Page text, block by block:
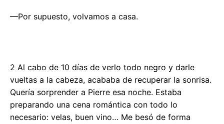
—Por supuesto, volvamos a casa.
2 Al cabo de 10 días de verlo todo negro y darle
vueltas a la cabeza, acababa de recuperar la sonrisa.
Quería sorprender a Pierre esa noche. Estaba
preparando una cena romántica con todo lo
necesario: velas, buen vino… Me besó de forma